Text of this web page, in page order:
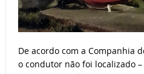
De acordo com a Companhia
o condutor não foi localizado –